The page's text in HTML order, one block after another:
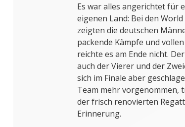
Es war alles angerichtet für
eigenen Land: Bei den
zeigten die deutschen
packende Kämpfe und
reichte es am Ende nicht.
auch der Vierer und der
sich im Finale aber
Team mehr vorgenommen,
der frisch renovierten
Erinnerung.